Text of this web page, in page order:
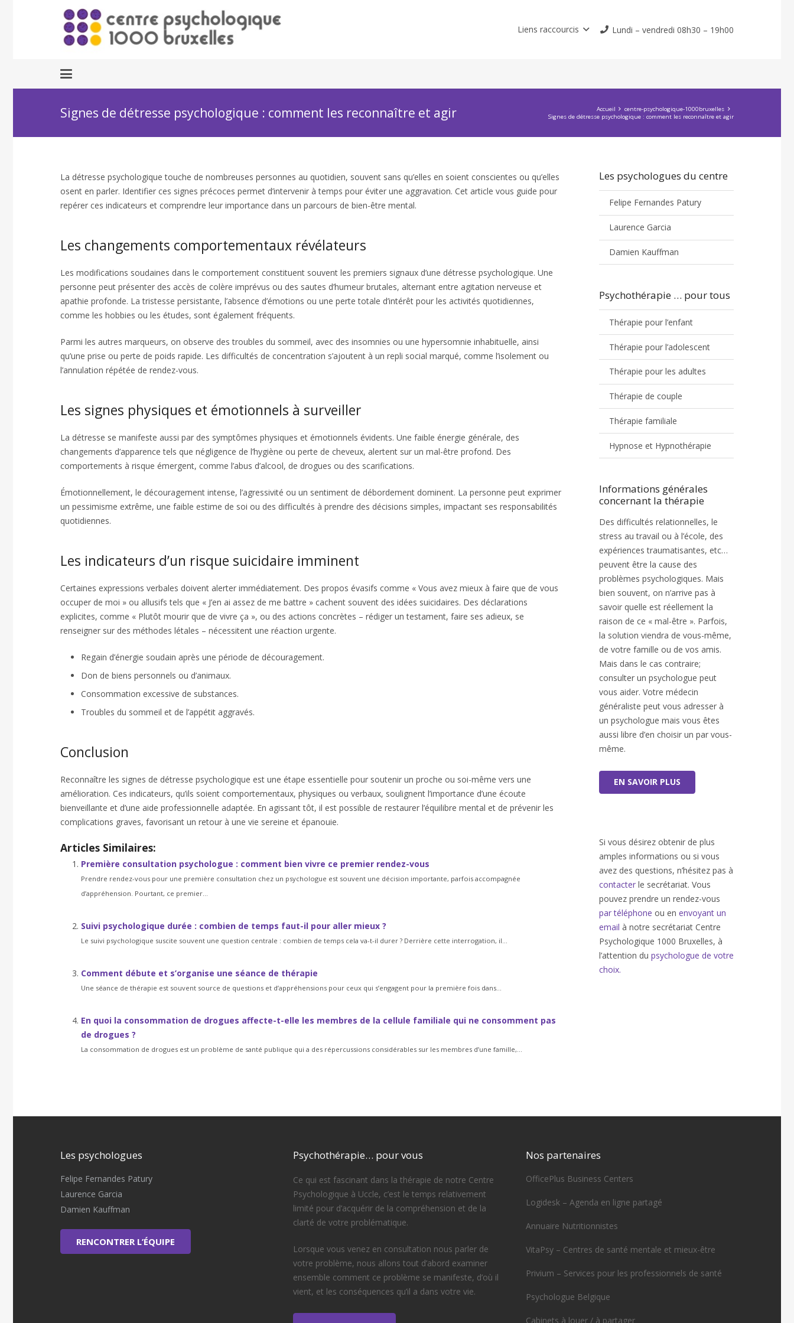
Liens raccourcis Lundi – vendredi 08h30 – 19h00
Signes de détresse psychologique : comment les reconnaître et agir Accueil
centre-psychologique-1000bruxelles
Signes de détresse psychologique : comment les reconnaître et agir
La détresse psychologique touche de nombreuses personnes au quotidien, souvent sans qu’elles en soient conscientes ou qu’elles
osent en parler. Identifier ces signes précoces permet d’intervenir à temps pour éviter une aggravation. Cet article vous guide pour
repérer ces indicateurs et comprendre leur importance dans un parcours de bien-être mental.
Les changements comportementaux révélateurs
Les modifications soudaines dans le comportement constituent souvent les premiers signaux d’une détresse psychologique. Une
personne peut présenter des accès de colère imprévus ou des sautes d’humeur brutales, alternant entre agitation nerveuse et
apathie profonde. La tristesse persistante, l’absence d’émotions ou une perte totale d’intérêt pour les activités quotidiennes,
comme les hobbies ou les études, sont également fréquents.
Parmi les autres marqueurs, on observe des troubles du sommeil, avec des insomnies ou une hypersomnie inhabituelle, ainsi
qu’une prise ou perte de poids rapide. Les difficultés de concentration s’ajoutent à un repli social marqué, comme l’isolement ou
l’annulation répétée de rendez-vous.
Les signes physiques et émotionnels à surveiller
La détresse se manifeste aussi par des symptômes physiques et émotionnels évidents. Une faible énergie générale, des
changements d’apparence tels que négligence de l’hygiène ou perte de cheveux, alertent sur un mal-être profond. Des
comportements à risque émergent, comme l’abus d’alcool, de drogues ou des scarifications.
Émotionnellement, le découragement intense, l’agressivité ou un sentiment de débordement dominent. La personne peut exprimer
un pessimisme extrême, une faible estime de soi ou des difficultés à prendre des décisions simples, impactant ses responsabilités
quotidiennes.
Les indicateurs d’un risque suicidaire imminent
Certaines expressions verbales doivent alerter immédiatement. Des propos évasifs comme « Vous avez mieux à faire que de vous
occuper de moi » ou allusifs tels que « J’en ai assez de me battre » cachent souvent des idées suicidaires. Des déclarations
explicites, comme « Plutôt mourir que de vivre ça », ou des actions concrètes – rédiger un testament, faire ses adieux, se
renseigner sur des méthodes létales – nécessitent une réaction urgente.
Regain d’énergie soudain après une période de découragement.
Don de biens personnels ou d’animaux.
Consommation excessive de substances.
Troubles du sommeil et de l’appétit aggravés.
Conclusion
Reconnaître les signes de détresse psychologique est une étape essentielle pour soutenir un proche ou soi-même vers une
amélioration. Ces indicateurs, qu’ils soient comportementaux, physiques ou verbaux, soulignent l’importance d’une écoute
bienveillante et d’une aide professionnelle adaptée. En agissant tôt, il est possible de restaurer l’équilibre mental et de prévenir les
complications graves, favorisant un retour à une vie sereine et épanouie.
Articles Similaires:
Première consultation psychologue : comment bien vivre ce premier rendez-vous
Prendre rendez-vous pour une première consultation chez un psychologue est souvent une décision importante, parfois accompagnée
d’appréhension. Pourtant, ce premier...
Suivi psychologique durée : combien de temps faut-il pour aller mieux ?
Le suivi psychologique suscite souvent une question centrale : combien de temps cela va-t-il durer ? Derrière cette interrogation, il...
Comment débute et s’organise une séance de thérapie
Une séance de thérapie est souvent source de questions et d’appréhensions pour ceux qui s’engagent pour la première fois dans...
En quoi la consommation de drogues affecte-t-elle les membres de la cellule familiale qui ne consomment pas
de drogues ?
La consommation de drogues est un problème de santé publique qui a des répercussions considérables sur les membres d’une famille,...
Les psychologues du centre
Felipe Fernandes Patury
Laurence Garcia
Damien Kauffman
Psychothérapie … pour tous
Thérapie pour l’enfant
Thérapie pour l’adolescent
Thérapie pour les adultes
Thérapie de couple
Thérapie familiale
Hypnose et Hypnothérapie
Informations générales
concernant la thérapie
Des difficultés relationnelles, le
stress au travail ou à l’école, des
expériences traumatisantes, etc…
peuvent être la cause des
problèmes psychologiques. Mais
bien souvent, on n’arrive pas à
savoir quelle est réellement la
raison de ce « mal-être ». Parfois,
la solution viendra de vous-même,
de votre famille ou de vos amis.
Mais dans le cas contraire;
consulter un psychologue peut
vous aider. Votre médecin
généraliste peut vous adresser à
un psychologue mais vous êtes
aussi libre d’en choisir un par vous-
même.
EN SAVOIR PLUS
Si vous désirez obtenir de plus
amples informations ou si vous
avez des questions, n’hésitez pas à
contacter le secrétariat. Vous
pouvez prendre un rendez-vous
par téléphone ou en envoyant un
email à notre secrétariat Centre
Psychologique 1000 Bruxelles, à
l’attention du psychologue de votre
choix.
Les psychologues
Felipe Fernandes Patury
Laurence Garcia
Damien Kauffman
RENCONTRER L’ÉQUIPE
Psychothérapie… pour vous
Ce qui est fascinant dans la thérapie de notre Centre
Psychologique à Uccle, c’est le temps relativement
limité pour d’acquérir de la compréhension et de la
clarté de votre problématique.
Lorsque vous venez en consultation nous parler de
votre problème, nous allons tout d’abord examiner
ensemble comment ce problème se manifeste, d’où il
vient, et les conséquences qu’il a dans votre vie.
Nos partenaires
OfficePlus Business Centers
Logidesk – Agenda en ligne partagé
Annuaire Nutritionnistes
VitaPsy – Centres de santé mentale et mieux-être
Privium – Services pour les professionnels de santé
Psychologue Belgique
Cabinets à louer / à partager